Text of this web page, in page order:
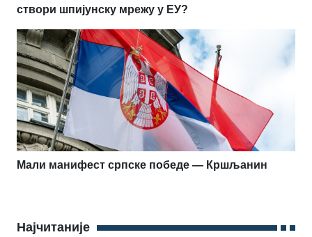
створи шпијунску мрежу у ЕУ?
Мали манифест српске победе — Кршљанин
Најчитаније